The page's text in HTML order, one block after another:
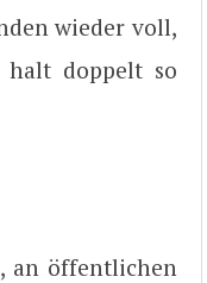
wieder voll,
doppelt so
an öffentlichen